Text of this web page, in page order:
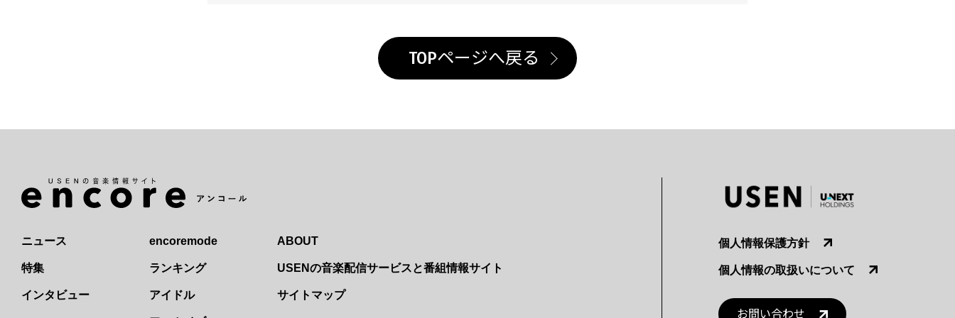
TOPページへ戻る
ニュース
特集
インタビュー
encoremode
ランキング
アイドル
ABOUT
USENの音楽配信サービスと番組情報サイト
サイトマップ
個人情報保護方針
個人情報の取扱いについて
お問い合わせ